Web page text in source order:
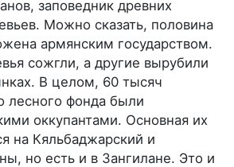
заповедник древних
Можно сказать, половина
армянским государством.
сожгли, а другие вырубили
В целом, 60 тысяч
лесного фонда были
оккупантами. Основная их
на Кяльбаджарский и
но есть и в Зангилане. Это и